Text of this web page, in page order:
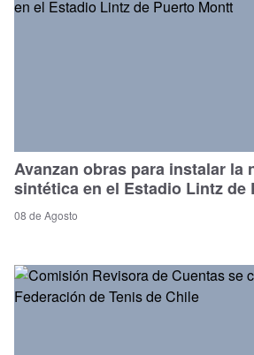
Avanzan obras para instalar la
sintética en el Estadio Lintz de
08 de Agosto